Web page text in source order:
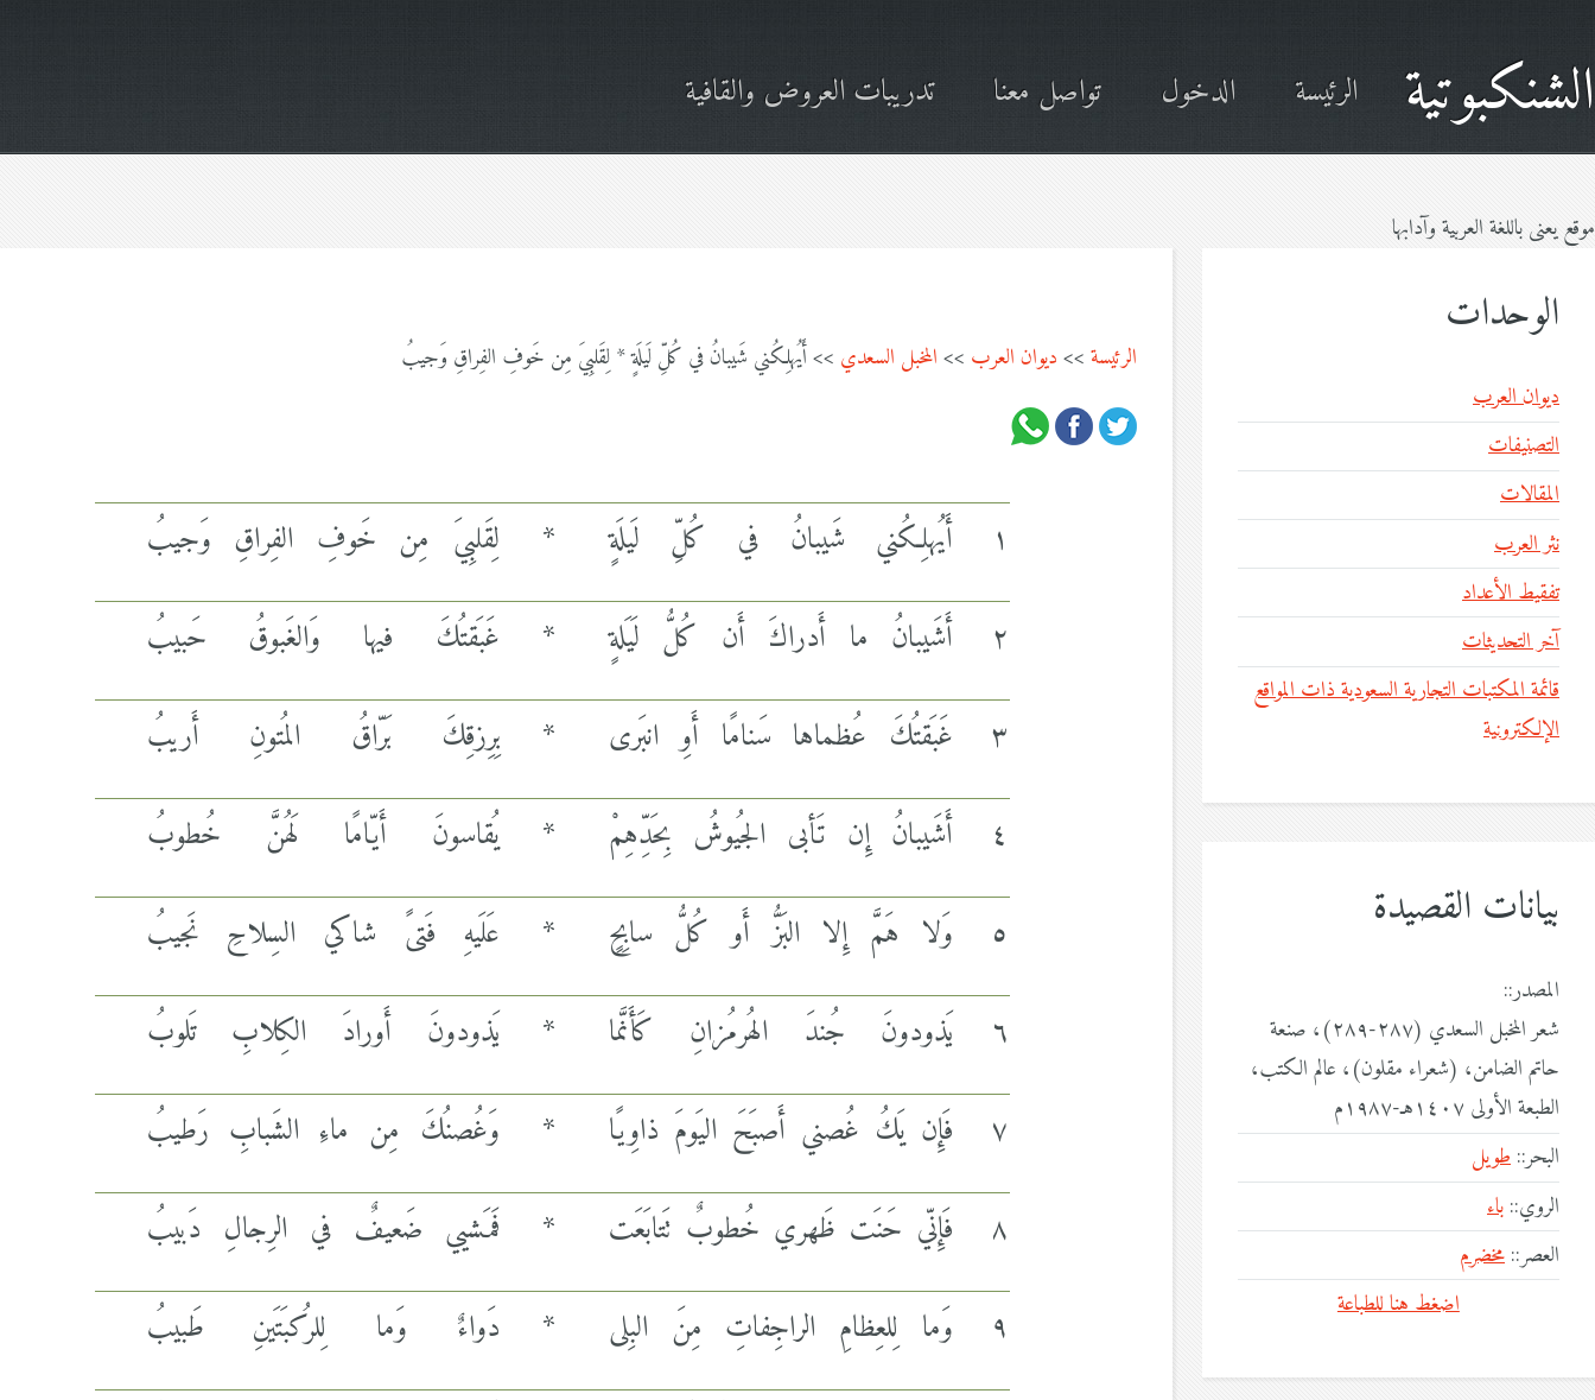
الشنكبوتية الرئيسة الدخول تواصل معنا تدريبات العروض والقافية
موقع يعنى باللغة العربية وآدابها
الرئيسة>>ديوان العرب >>المخبل السعدي >> أَيُهلِكُني شَيبانُ في كُلِّ لَيلَةٍ * لِقَلبِيَ مِن خَوفِ الفِراقِ وَجيبُ
١ أَيُهلِكُني شَيبانُ في كُلِّ لَيلَةٍ *
لِقَلبِيَ مِن خَوفِ الفِراقِ وَجيبُ
٢
أَشَيبانُ ما أَدراكَ أَن كُلُّ لَيَلةٍ *
غَبَقتُكَ فيها وَالغَبوقُ حَبيبُ
٣
غَبَقتُكَ عُظماها سَنامًا أَوِ انبَرى *
بِرِزقِكَ بَرّاقُ المُتونِ أَريبُ
٤
أَشَيبانُ إِن تَأبى الجُيوشُ بِحَدِّهِمْ *
يُقاسونَ أَيّامًا لَهُنَّ خُطوبُ
٥
وَلا هَمَّ إِلا البَزُّ أَو كُلُّ سابِحٍ *
عَلَيهِ فَتىً شاكي السِلاحِ نَجيبُ
٦
يَذودونَ جُندَ الهُرمُزانِ كَأَنَّما *
يَذودونَ أَورادَ الكِلابِ تَلوبُ
٧
فَإِن يَكُ غُصني أَصبَحَ اليَومَ ذاوِيًا *
وَغُصنُكَ مِن ماءِ الشَبابِ رَطيبُ
٨
فَإِنّي حَنَت ظَهري خُطوبٌ تَتابَعَت *
فَمَشيي ضَعيفٌ في الرِجالِ دَبيبُ
٩
وَما لِلعِظامِ الراجِفاتِ مِنَ البِلى *
دَواءٌ وَما لِلرُكبَتَينِ طَبيبُ
الوحدات
ديوان العرب
التصنيفات
المقالات
نثر العرب
تفقيط الأعداد
آخر التحديثات
قائمة المكتبات التجارية السعودية ذات المواقع
الإلكترونية
بيانات القصيدة
المصدر::
شعر المخبل السعدي (٢٨٧-٢٨٩)، صنعة
حاتم الضامن، (شعراء مقلون)، عالم الكتب،
الطبعة الأولى ١٤٠٧هـ-١٩٨٧م
البحر::طويل
الروي::باء
العصر::مخضرم
اضغط هنا للطباعة